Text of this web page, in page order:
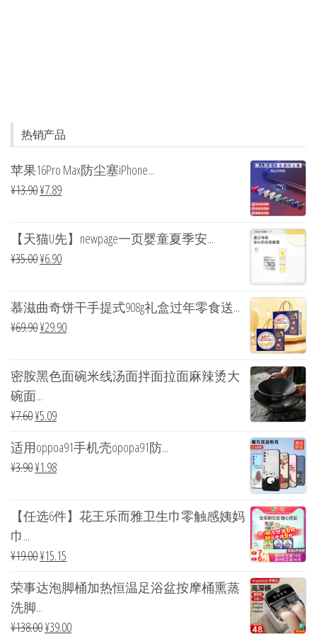
热销产品
苹果16Pro Max防尘塞iPhone...
¥13.90¥7.89
【天猫U先】newpage一页婴童夏季安...
¥35.00¥6.90
慕滋曲奇饼干手提式908g礼盒过年零食送...
¥69.90¥29.90
密胺黑色面碗米线汤面拌面拉面麻辣烫大
碗面...
¥7.60¥5.09
适用oppoa91手机壳opopa91防...
¥3.90¥1.98
【任选6件】花王乐而雅卫生巾零触感姨妈
巾...
¥19.00¥15.15
荣事达泡脚桶加热恒温足浴盆按摩桶熏蒸
洗脚...
¥138.00¥39.00